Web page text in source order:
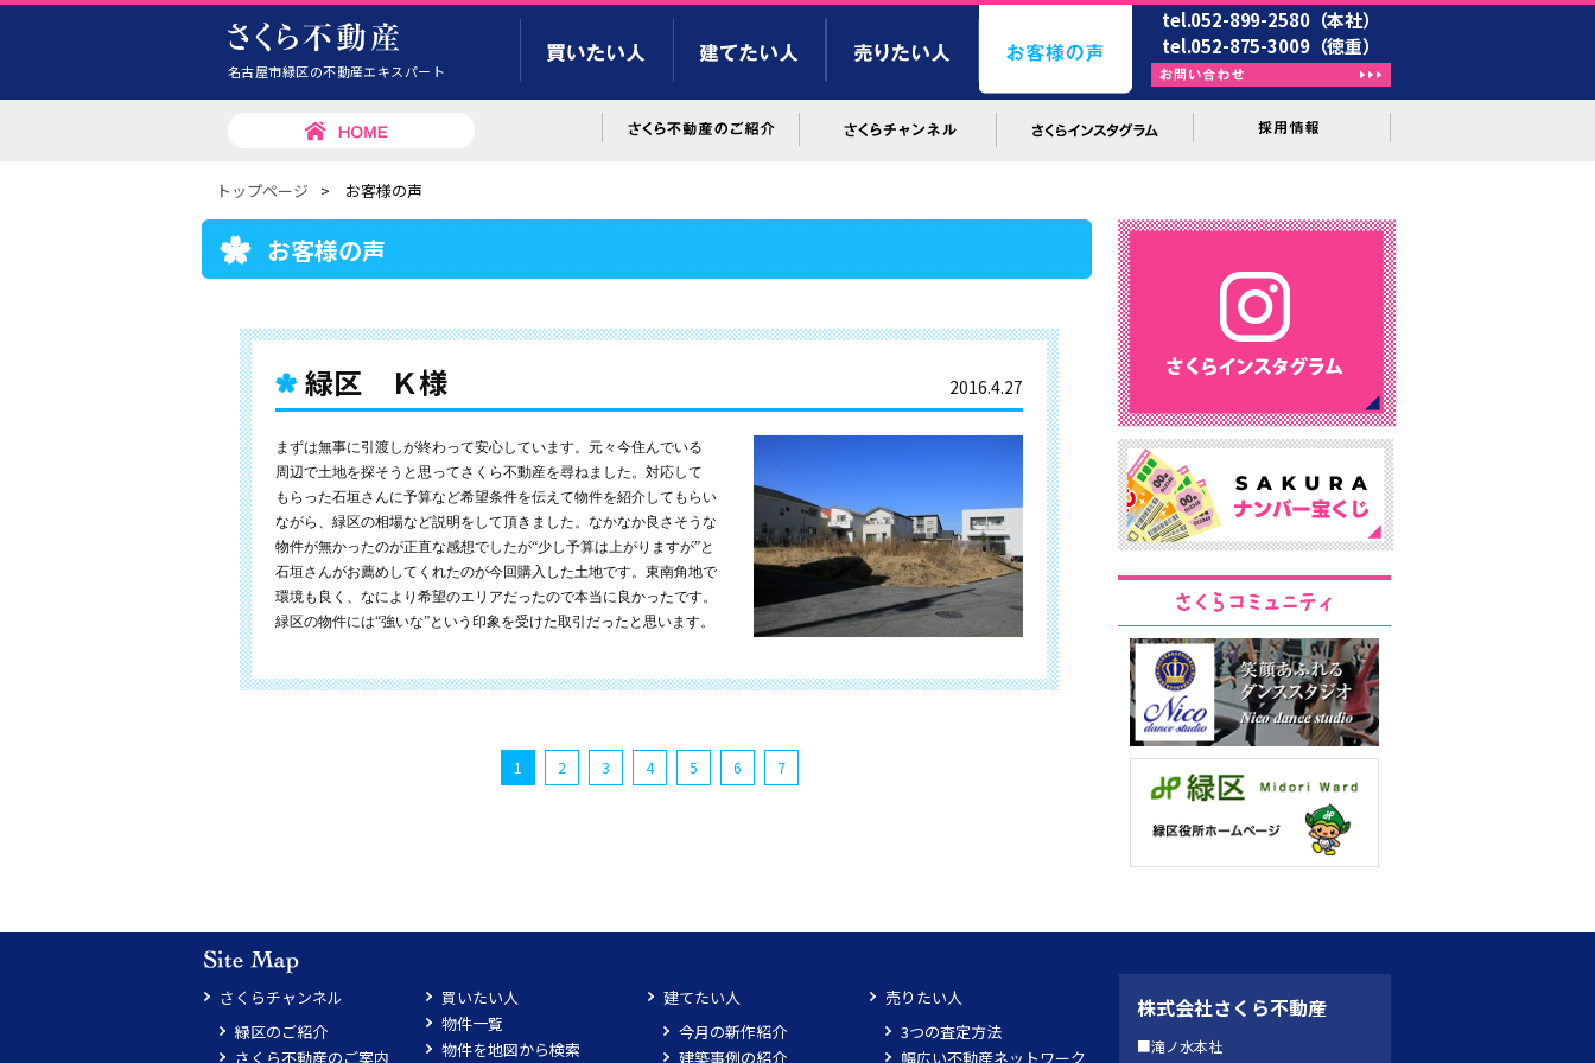
名古屋市緑区の不動産エキスパート
tel.052-899-2580（本社）
tel.052-875-3009（徳重）
トップページ > お客様の声
お客様の声
2016.4.27
緑区 Ｋ様
まずは無事に引渡しが終わって安心しています。元々今住んでいる
周辺で土地を探そうと思ってさくら不動産を尋ねました。対応して
もらった石垣さんに予算など希望条件を伝えて物件を紹介してもらい
ながら、緑区の相場など説明をして頂きました。なかなか良さそうな
物件が無かったのが正直な感想でしたが“少し予算は上がりますが”と
石垣さんがお薦めしてくれたのが今回購入した土地です。東南角地で
環境も良く、なにより希望のエリアだったので本当に良かったです。
緑区の物件には“強いな”という印象を受けた取引だったと思います。
1 2 3 4 5 6 7
さくらチャンネル
緑区のご紹介
さくら不動産のご案内
買いたい人
物件一覧
物件を地図から検索
建てたい人
今月の新作紹介
建築事例の紹介
売りたい人
3つの査定方法
幅広い不動産ネットワーク
株式会社さくら不動産
■滝ノ水本社